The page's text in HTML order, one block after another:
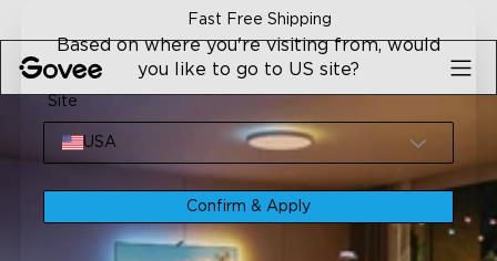
Fast Free Shipping
Based on where you're visiting from, would
you like to go to US site?
Site
USA
Confirm & Apply